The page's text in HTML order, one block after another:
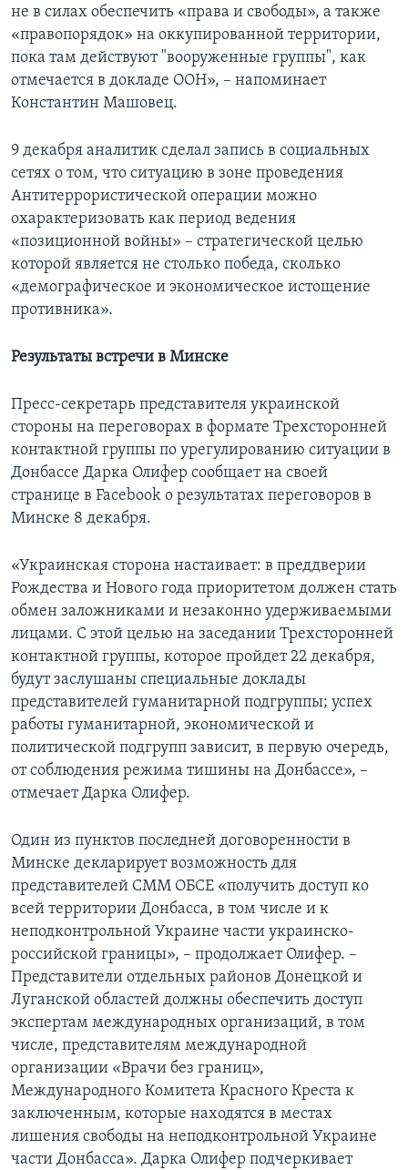
не в силах обеспечить «права и свободы», а также
«правопорядок» на оккупированной территории,
пока там действуют "вооруженные группы", как
отмечается в докладе ООН», – напоминает
Константин Машовец.
9 декабря аналитик сделал запись в социальных
сетях о том, что ситуацию в зоне проведения
Антитеррористической операции можно
охарактеризовать как период ведения
«позиционной войны» – стратегической целью
которой является не столько победа, сколько
«демографическое и экономическое истощение
противника».
Результаты встречи в Минске
Пресс-секретарь представителя украинской
стороны на переговорах в формате Трехсторонней
контактной группы по урегулированию ситуации в
Донбассе Дарка Олифер сообщает на своей
странице в Facebook о результатах переговоров в
Минске 8 декабря.
«Украинская сторона настаивает: в преддверии
Рождества и Нового года приоритетом должен стать
обмен заложниками и незаконно удерживаемыми
лицами. С этой целью на заседании Трехсторонней
контактной группы, которое пройдет 22 декабря,
будут заслушаны специальные доклады
представителей гуманитарной подгруппы; успех
работы гуманитарной, экономической и
политической подгрупп зависит, в первую очередь,
от соблюдения режима тишины на Донбассе», –
отмечает Дарка Олифер.
Один из пунктов последней договоренности в
Минске декларирует возможность для
представителей СММ ОБСЕ «получить доступ ко
всей территории Донбасса, в том числе и к
неподконтрольной Украине части украинско-
российской границы», – продолжает Олифер. –
Представители отдельных районов Донецкой и
Луганской областей должны обеспечить доступ
экспертам международных организаций, в том
числе, представителям международной
организации «Врачи без границ»,
Международного Комитета Красного Креста к
заключенным, которые находятся в местах
лишения свободы на неподконтрольной Украине
части Донбасса». Дарка Олифер подчеркивает